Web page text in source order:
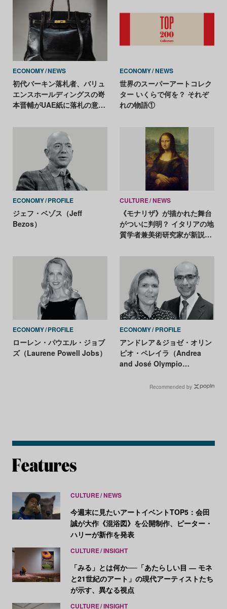
ECONOMY NEWS
初代バーキン落札者、バリュ
エンスホールディングスの嵜
本晋輔がUAE紙に落札の意義
ECONOMY NEWS
世界のスーパーアートコレク
ター いくらで何を？ それぞ
れの物語①
ECONOMY PROFILE
ジェフ・ベゾス（Jeff
Bezos）
CULTURE NEWS
《モナリザ》が描かれた舞台
がついに判明？ イタリアの地
質学者兼美術研究家が新説を
ECONOMY PROFILE
ローレン・パウエル・ジョブ
ズ（Laurene Powell Jobs）
ECONOMY PROFILE
アンドレア＆ジョゼ・オリン
ピオ・ペレイラ（Andrea
and José Olympio
Recommended by
CULTURE NEWS
今週末に見たいアートイベントTOP5：会田
誠が大作《混浴図》を公開制作、ピーター・
ハリーが新作を発表
CULTURE INSIGHT
「みる」とは何か──「あたらしい目 ― モネ
と21世紀のアート」の現代アーティストたち
が示す、異なる視点
CULTURE INSIGHT